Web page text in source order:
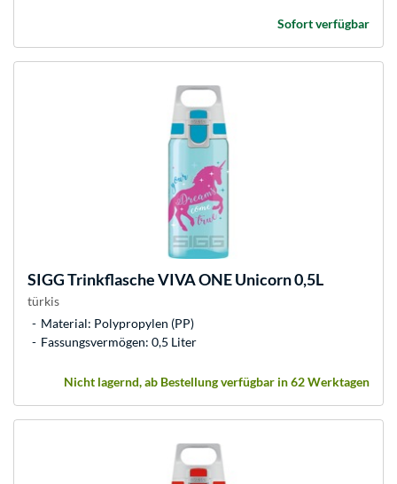
Sofort verfügbar
SIGGTrinkflasche VIVA ONE Unicorn 0,5L
türkis
Material: Polypropylen (PP)
Fassungsvermögen: 0,5 Liter
Nicht lagernd, ab Bestellung verfügbar in 62 Werktagen